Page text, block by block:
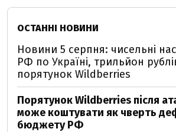
ОСТАННІ НОВИНИ
Новини 5 серпня: чисельні
РФ по Україні, трильйон
порятунок Wildberries
Порятунок Wildberries після
може коштувати як чверть
бюджету РФ